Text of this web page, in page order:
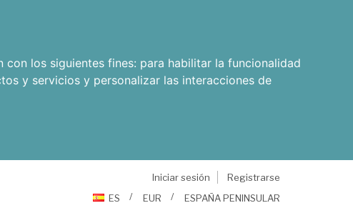
los siguientes fines: para habilitar la funcionalidad
y servicios y personalizar las interacciones de
Iniciar sesión
Registrarse
ES
EUR ESPAÑA PENINSULAR